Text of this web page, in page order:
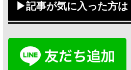
▶記事が気に入った方は